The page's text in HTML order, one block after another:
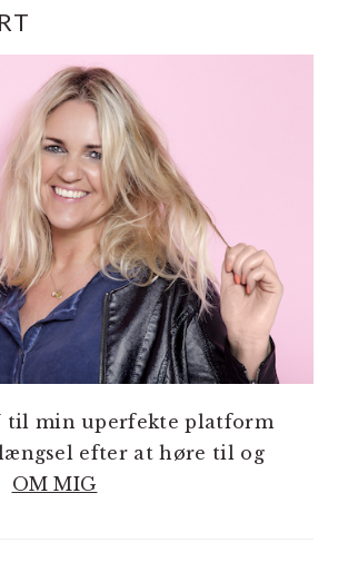
til min uperfekte platform
efter at høre til og
OM MIG